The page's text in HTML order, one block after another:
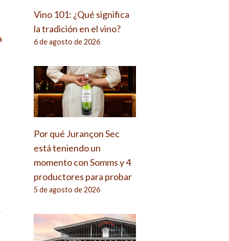
Vino 101: ¿Qué significa
la tradición en el vino?
6 de agosto de 2026
Por qué Jurançon Sec
está teniendo un
momento con Somms y 4
productores para probar
5 de agosto de 2026